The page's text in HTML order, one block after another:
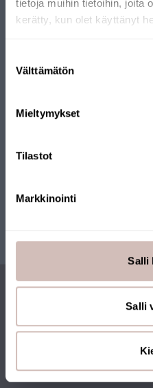
tietoja muihin tietoihin, joita
kerätty, kun olet käyttänyt
valinta
Välttämätön
Mieltymykset
Tilastot
Markkinointi
Salli
Salli
Onze webshop heeft het Key
ABONNEER U
NIEUWSBRIEF
Leveringsland